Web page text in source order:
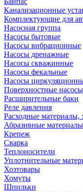
Канализационные
Комплектующие для
Насосная группа
Насосы бытовые
Насосы вибрационные
Насосы дренажные
Насосы скважинные
Насосы фекальные
Насосы
Поверхностные насосы
Расширительные баки
Реле давления
Расходные материалы,
Абразивные материалы
Крепеж
Сварка
Теплоносители
Уплотнительные
Хозтовары
Хомуты
Шпильки